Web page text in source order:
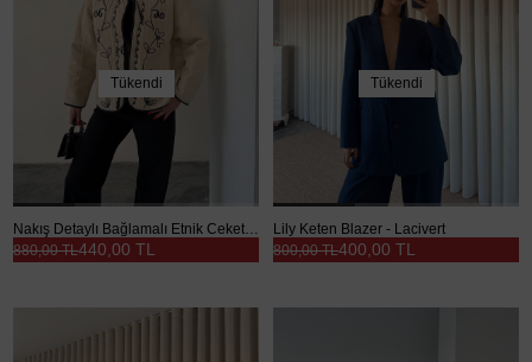
Tükendi
440,00 TL
880,00 TL
Tükendi
Lily Keten Blazer - Lacivert
400,00 TL
800,00 TL